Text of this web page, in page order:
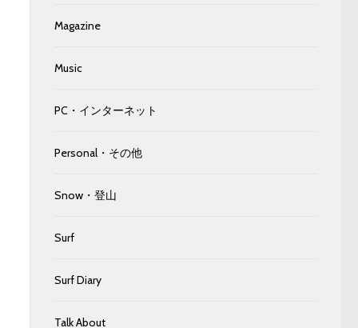
Magazine
Music
PC・インターネット
Personal・その他
Snow・登山
Surf
Surf Diary
Talk About